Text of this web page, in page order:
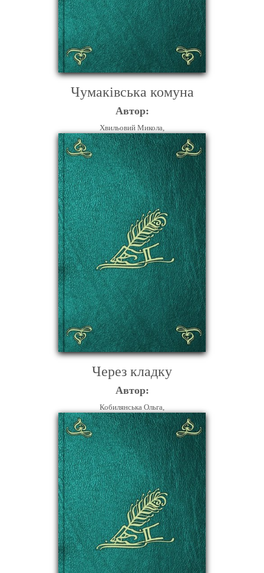
Чумаківська комуна
Автор:
Хвильовий Микола,
Через кладку
Автор:
Кобилянська Ольга,